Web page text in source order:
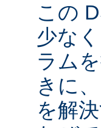
この
少な
ラム
きに
を解